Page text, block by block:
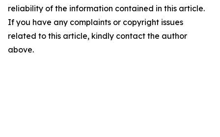
reliability of the information contained in this article.
If you have any complaints or copyright issues
related to this article, kindly contact the author
above.